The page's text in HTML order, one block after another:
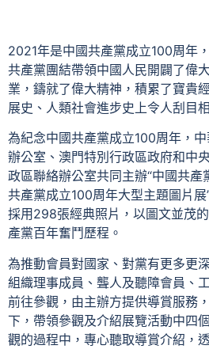
2021年是中國共產黨成立100周年
共產黨團結帶領中國人民開闢了偉
業，鑄就了偉大精神，積累了寶貴
展史、人類社會進步史上令人刮目
為紀念中國共產黨成立100周年，
辦公室、澳門特別行政區政府和中
政區聯絡辦公室共同主辦“中國共
共產黨成立100周年大型主題圖片展
採用298張經典照片，以圖文並茂
產黨百年奮鬥歷程。
為推動會員對國家、對黨有更多更
組織理事成員、聾人及聽障會員、
前往參觀，由主辦方提供導賞服務
下，帶領參觀及介紹展覽活動中四
觀的過程中，專心聽取導賞介紹，